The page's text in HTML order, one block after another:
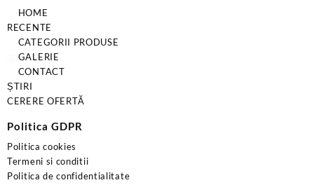
HOME
RECENTE
CATEGORII PRODUSE
GALERIE
CONTACT
ȘTIRI
CERERE OFERTĂ
Politica GDPR
Politica cookies
Termeni si conditii
Politica de confidentialitate